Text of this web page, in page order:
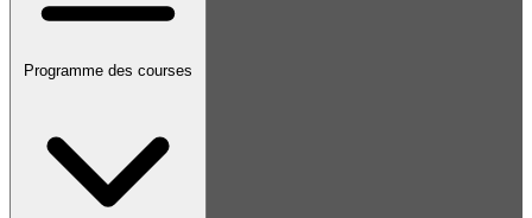
Programme des courses